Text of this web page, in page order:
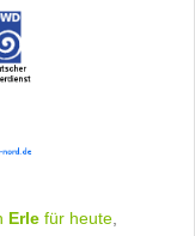
Erle für heute